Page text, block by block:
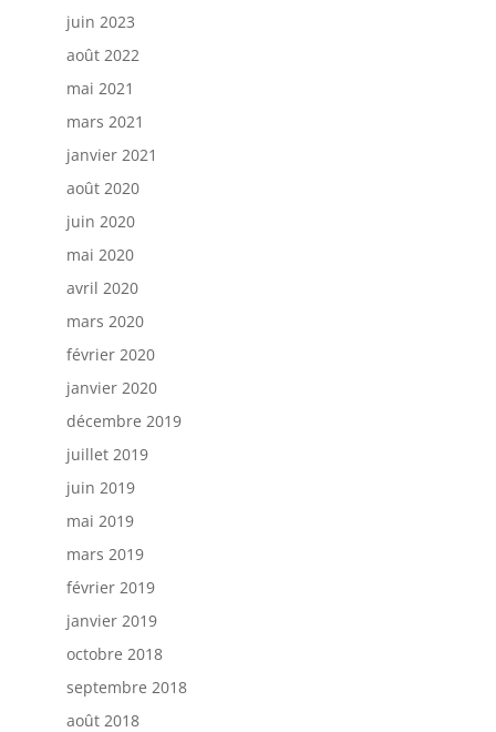
juin 2023
août 2022
mai 2021
mars 2021
janvier 2021
août 2020
juin 2020
mai 2020
avril 2020
mars 2020
février 2020
janvier 2020
décembre 2019
juillet 2019
juin 2019
mai 2019
mars 2019
février 2019
janvier 2019
octobre 2018
septembre 2018
août 2018